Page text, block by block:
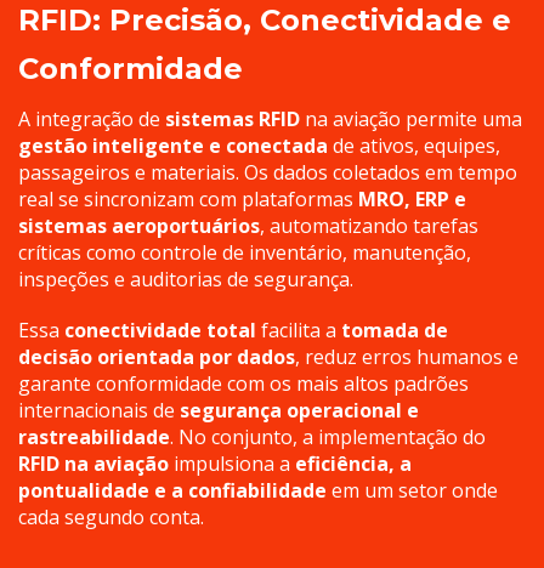
RFID: Precisão, Conectividade e
Conformidade
A integração de sistemas RFID na aviação permite uma
gestão inteligente e conectada de ativos, equipes,
passageiros e materiais. Os dados coletados em tempo
real se sincronizam com plataformas MRO, ERP e
sistemas aeroportuários, automatizando tarefas
críticas como controle de inventário, manutenção,
inspeções e auditorias de segurança.
Essa conectividade total facilita a tomada de
decisão orientada por dados, reduz erros humanos e
garante conformidade com os mais altos padrões
internacionais de segurança operacional e
rastreabilidade. No conjunto, a implementação do
RFID na aviação impulsiona a eficiência, a
pontualidade e a confiabilidade em um setor onde
cada segundo conta.